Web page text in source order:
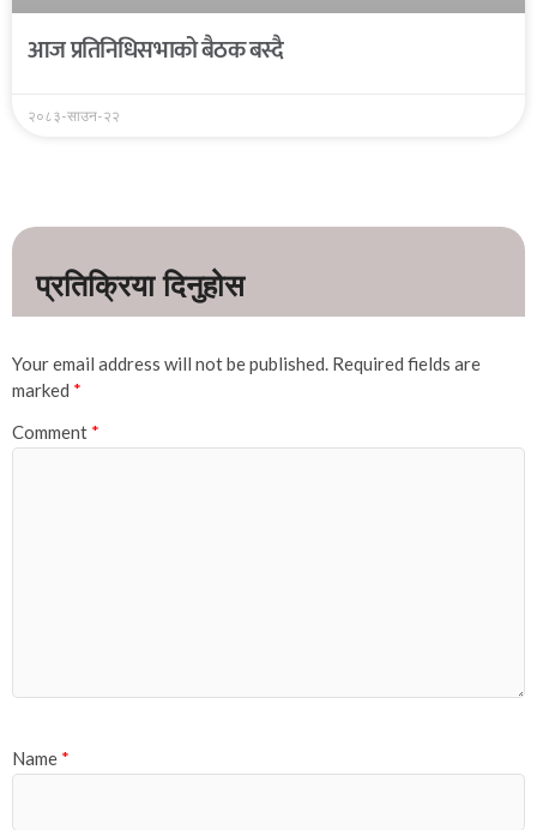
आज प्रतिनिधिसभाको बैठक बस्दै
२०८३-साउन-२२
Your email address will not be published. Required fields are
marked *
Comment *
Name *